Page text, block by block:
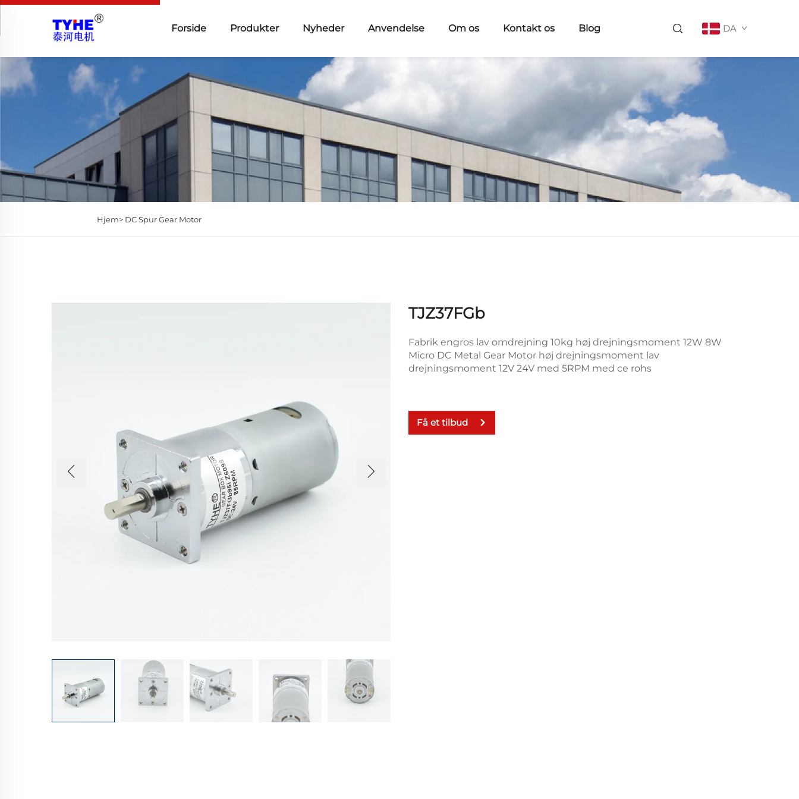
Forside Produkter Nyheder Anvendelse Om os Kontakt os Blog DA
Hjem> DC Spur Gear Motor
TJZ37FGb
Fabrik engros lav omdrejning 10kg høj drejningsmoment 12W 8W
Micro DC Metal Gear Motor høj drejningsmoment lav
drejningsmoment 12V 24V med 5RPM med ce rohs
Få et tilbud